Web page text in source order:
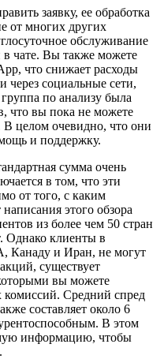
заявку, ее обработка
от многих других
обслуживание
в чате. Вы также можете
что снижает расходы
через социальные сети,
по анализу была
что вы пока не можете
В целом очевидно, что они
и поддержку.
сумма очень
в том, что эти
от того, с каким
этого обзора
из более чем 50 стран
Однако клиенты в
Канаду и Иран, не могут
существует
вы можете
комиссий. Средний спред
составляет около 6
В этом
информацию, чтобы